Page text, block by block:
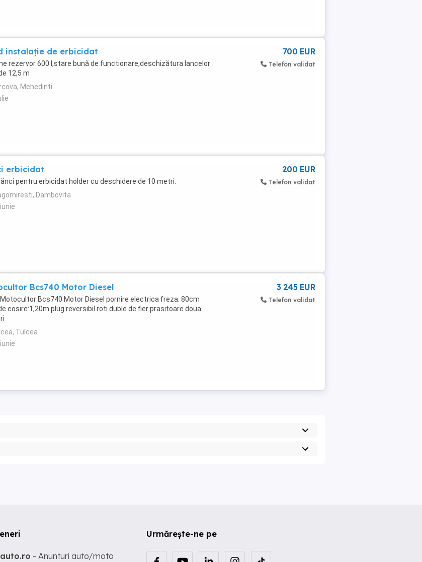
instalație de erbicidat
rezervor 600 l,stare bună de functionare,deschizătura lancelor
12,5 m
Mehedinti
700 EUR
Telefon validat
erbicidat
pentru erbicidat holder cu deschidere de 10 metri.
Dambovita
200 EUR
Telefon validat
Bcs740 Motor Diesel
Bcs740 Motor Diesel pornire electrica freza: 80cm
cosire:1,20m plug reversibil roti duble de fier prasitoare doua
Tulcea
3 245 EUR
Telefon validat
Urmărește-ne pe
- Anunturi auto/moto